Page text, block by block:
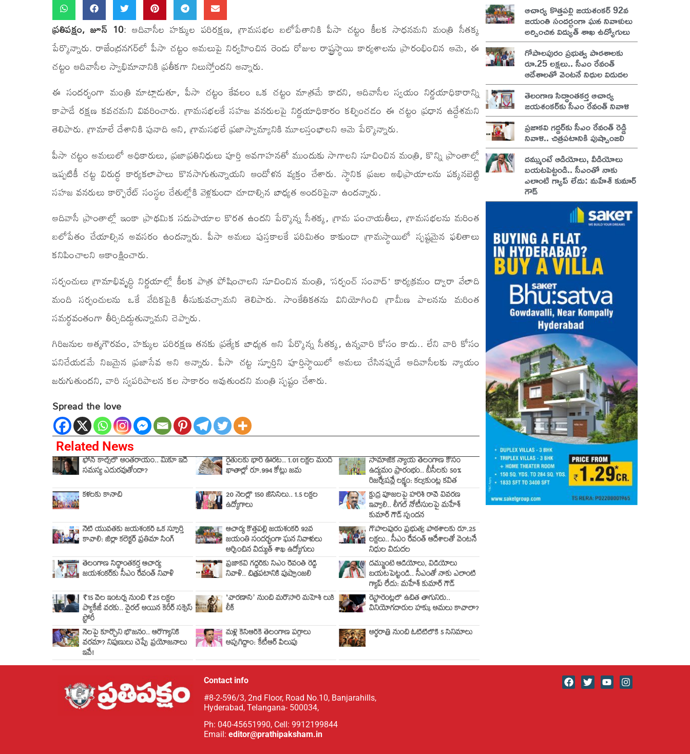
ప్రతిపక్షం, జూన్ 10: ఆదివాసీల హక్కుల పరిరక్షణ, గ్రామసభల బలోపేతానికి పీసా చట్టం కీలక సాధనమని మంత్రి సీతక్క
పేర్కొన్నారు. రాజేంద్రనగర్‌లో పీసా చట్టం అమలుపై నిర్వహించిన రెండు రోజుల రాష్ట్రస్థాయి కార్యశాలను ప్రారంభించిన ఆమె, ఈ
చట్టం ఆదివాసీల స్వాభిమానానికి ప్రతీకగా నిలుస్తోందని అన్నారు.
ఈ సందర్భంగా మంత్రి మాట్లాడుతూ, పీసా చట్టం కేవలం ఒక చట్టం మాత్రమే కాదని, ఆదివాసీల స్వయం నిర్ణయాధికారాన్ని
కాపాడే రక్షణ కవచమని వివరించారు. గ్రామసభలకే సహజ వనరులపై నిర్ణయాధికారం కల్పించడం ఈ చట్టం ప్రధాన ఉద్దేశమని
తెలిపారు. గ్రామాలే దేశానికి పునాది అని, గ్రామసభలే ప్రజాస్వామ్యానికి మూలస్తంభాలని ఆమె పేర్కొన్నారు.
పీసా చట్టం అమలులో అధికారులు, ప్రజాప్రతినిధులు పూర్తి అవగాహనతో ముందుకు సాగాలని సూచించిన మంత్రి, కొన్ని ప్రాంతాల్లో
ఇప్పటికీ చట్ట విరుద్ధ కార్యకలాపాలు కొనసాగుతున్నాయని ఆందోళన వ్యక్తం చేశారు. స్థానిక ప్రజల అభిప్రాయాలను పక్కనబెట్టి
సహజ వనరులు కార్పొరేట్ సంస్థల చేతుల్లోకి వెళ్లకుండా చూడాల్సిన బాధ్యత అందరిపైనా ఉందన్నారు.
ఆదివాసీ ప్రాంతాల్లో ఇంకా ప్రాథమిక సదుపాయాల కొరత ఉందని పేర్కొన్న సీతక్క, గ్రామ పంచాయతీలు, గ్రామసభలను మరింత
బలోపేతం చేయాల్సిన అవసరం ఉందన్నారు. పీసా అమలు పుస్తకాలకే పరిమితం కాకుండా గ్రామస్థాయిలో స్పష్టమైన ఫలితాలు
కనిపించాలని ఆకాంక్షించారు.
సర్పంచులు గ్రామాభివృద్ధి నిర్ణయాల్లో కీలక పాత్ర పోషించాలని సూచించిన మంత్రి, ‘సర్పంచ్ సంవాద్’ కార్యక్రమం ద్వారా వేలాది
మంది సర్పంచులను ఒకే వేదికపైకి తీసుకువచ్చామని తెలిపారు. సాంకేతికతను వినియోగించి గ్రామీణ పాలనను మరింత
సమర్థవంతంగా తీర్చిదిద్దుతున్నామని చెప్పారు.
గిరిజనుల ఆత్మగౌరవం, హక్కుల పరిరక్షణ తనకు ప్రత్యేక బాధ్యత అని పేర్కొన్న సీతక్క, ఉన్నవారి కోసం కాదు.. లేని వారి కోసం
పనిచేయడమే నిజమైన ప్రజాసేవ అని అన్నారు. పీసా చట్ట స్ఫూర్తిని పూర్తిస్థాయిలో అమలు చేసినప్పుడే ఆదివాసీలకు న్యాయం
జరుగుతుందని, వారి స్వపరిపాలన కల సాకారం అవుతుందని మంత్రి స్పష్టం చేశారు.
Spread the love
Related News
ఫోన్ కాల్స్‌లో అంతరాయం.. మీకూ ఇదే
సమస్య ఎదురవుతోందా?
రైతులకు భారీ ఊరట.. 1.01 లక్షల మంది
ఖాతాల్లో రూ.994 కోట్లు జమ
సామాజిక న్యాయ తెలంగాణ కోసం
ఉద్యమం ప్రారంభం.. బీసీలకు 50%
రిజర్వేషన్లే లక్ష్యం: కల్వకుంట్ల కవిత
కళలకు కానాచి
20 నెలల్లో 150 జీసీసీలు.. 1.5 లక్షల
ఉద్యోగాలు
క్షుద్ర పూజలపై హరీశ్ రావే వివరణ
ఇవ్వాలి.. లీగల్ నోటీసులపై మహేశ్
కుమార్ గౌడ్ స్పందన
నేటి యువతకు జయశంకర్ ఒక స్ఫూర్తి
కావాలి: జిల్లా కలెక్టర్ ప్రతిమా సింగ్
ఆచార్య కొత్తపల్లి జయశంకర్ 92వ
జయంతి సందర్భంగా ఘన నివాళులు
అర్పించిన విద్యుత్ శాఖ ఉద్యోగులు
గోపాలపురం ప్రభుత్వ పాఠశాలకు రూ.25
లక్షలు.. సీఎం రేవంత్ ఆదేశాలతో వెంటనే
నిధుల విడుదల
తెలంగాణ సిద్ధాంతకర్త ఆచార్య
జయశంకర్‌కు సీఎం రేవంత్ నివాళి
ప్రజాకవి గద్దర్‌కు సీఎం రేవంత్ రెడ్డి
నివాళి.. చిత్రపటానికి పుష్పాంజలి
దమ్ముంటే ఆడియోలు, వీడియోలు
బయటపెట్టండి.. సీఎంతో నాకు ఎలాంటి
గ్యాప్ లేదు: మహేశ్ కుమార్ గౌడ్
₹15 వేల ఇంటర్న్ నుంచి ₹25 లక్షల
ప్యాకేజీ వరకు.. వైరల్ అయిన కెరీర్ సక్సెస్
స్టోరీ
‘వారణాసి’ నుంచి మరోసారి మహేశ్ లుక్
లీక్
రెస్టారెంట్లలో ఉచిత తాగునీరు..
వినియోగదారుల హక్కు అమలు కావాలా?
నేలపై కూర్చొని భోజనం.. ఆరోగ్యానికి
వరమా? నిపుణులు చెప్పే ప్రయోజనాలు
ఇవే!
మళ్లీ కేసీఆర్‌కే తెలంగాణ పగ్గాలు
అప్పగిద్దాం: కేటీఆర్ పిలుపు
అర్ధరాత్రి నుంచి ఓటీటీలోకి 5 సినిమాలు
ఆచార్య కొత్తపల్లి జయశంకర్ 92వ
జయంతి సందర్భంగా ఘన నివాళులు
అర్పించిన విద్యుత్ శాఖ ఉద్యోగులు
గోపాలపురం ప్రభుత్వ పాఠశాలకు
రూ.25 లక్షలు.. సీఎం రేవంత్
ఆదేశాలతో వెంటనే నిధుల విడుదల
తెలంగాణ సిద్ధాంతకర్త ఆచార్య
జయశంకర్‌కు సీఎం రేవంత్ నివాళి
ప్రజాకవి గద్దర్‌కు సీఎం రేవంత్ రెడ్డి
నివాళి.. చిత్రపటానికి పుష్పాంజలి
దమ్ముంటే ఆడియోలు, వీడియోలు
బయటపెట్టండి.. సీఎంతో నాకు
ఎలాంటి గ్యాప్ లేదు: మహేశ్ కుమార్
గౌడ్
Contact info
#8-2-596/3, 2nd Floor, Road No.10, Banjarahills,
Hyderabad, Telangana- 500034,
Ph: 040-45651990, Cell: 9912199844
Email: editor@prathipaksham.in